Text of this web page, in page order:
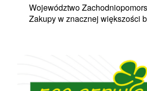
Województwo
Zakupy w znacznej większości